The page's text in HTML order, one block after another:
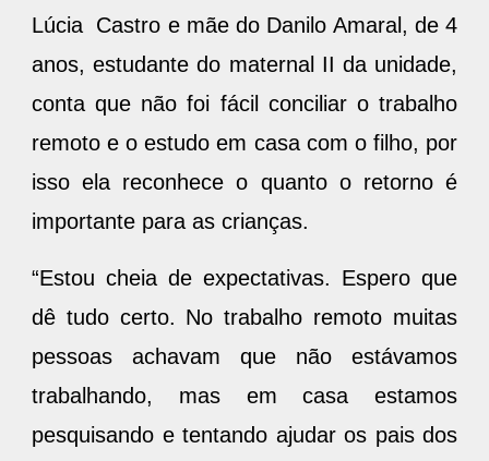
Lúcia Castro e mãe do Danilo Amaral, de 4
anos, estudante do maternal II da unidade,
conta que não foi fácil conciliar o trabalho
remoto e o estudo em casa com o filho, por
isso ela reconhece o quanto o retorno é
importante para as crianças.
“Estou cheia de expectativas. Espero que
dê tudo certo. No trabalho remoto muitas
pessoas achavam que não estávamos
trabalhando, mas em casa estamos
pesquisando e tentando ajudar os pais dos